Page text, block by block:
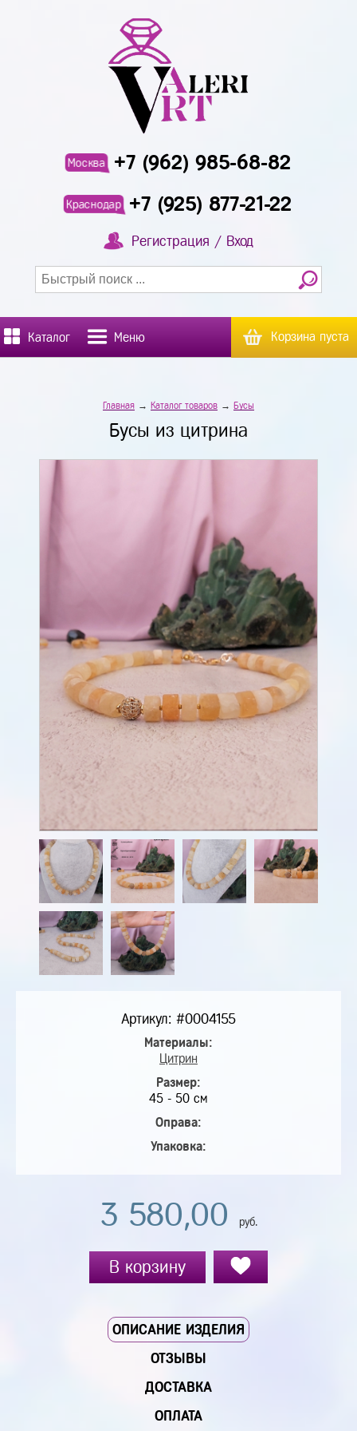
Москва +7 (962) 985-68-82
Краснодар +7 (925) 877-21-22
Регистрация / Вход
Каталог Меню Корзина пуста
Главная → Каталог товаров → Бусы
Бусы из цитрина
Артикул: #0004155
Материалы:
Цитрин
Размер:
45 - 50 см
Оправа:
Упаковка:
3 580,00 руб.
В корзину
ОПИСАНИЕ ИЗДЕЛИЯ
ОТЗЫВЫ
ДОСТАВКА
ОПЛАТА